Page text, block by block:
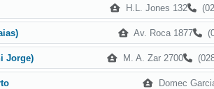
H.L. Jones 132
Av. Roca 1877
Jorge) M. A. Zar 2700
Domec